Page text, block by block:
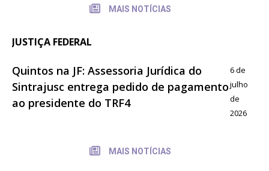
MAIS NOTÍCIAS
JUSTIÇA FEDERAL
Quintos na JF: Assessoria Jurídica do
Sintrajusc entrega pedido de pagamento
ao presidente do TRF4
6 de
julho
de
2026
MAIS NOTÍCIAS